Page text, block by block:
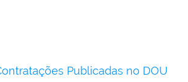
Publicadas no DOU